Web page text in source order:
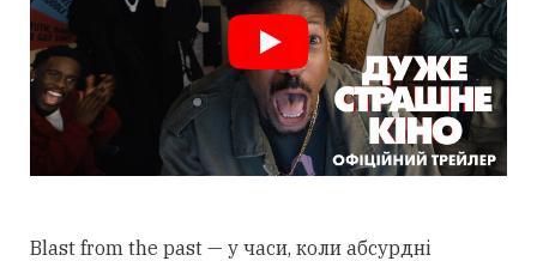
Blast from the past — у часи, коли абсурдні